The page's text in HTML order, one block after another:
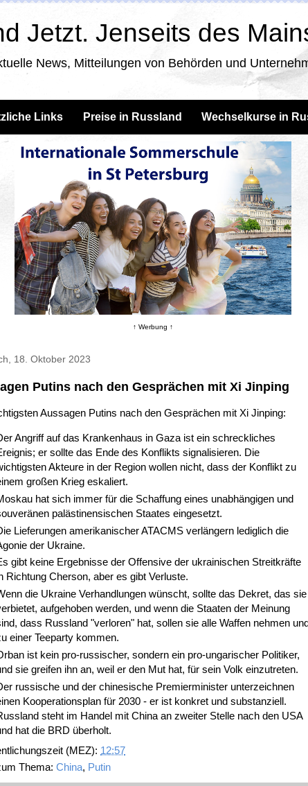
Jetzt. Jenseits des
News, Mitteilungen von Behörden und
Links Preise in Russland Wechselkurse in
↑ Werbung ↑
18. Oktober 2023
Putins nach den Gesprächen mit Xi Jinping
Aussagen Putins nach den Gesprächen mit Xi Jinping:
Angriff auf das Krankenhaus in Gaza ist ein schreckliches
er sollte das Ende des Konflikts signalisieren. Die
Akteure in der Region wollen nicht, dass der Konflikt zu
großen Krieg eskaliert.
hat sich immer für die Schaffung eines unabhängigen und
palästinensischen Staates eingesetzt.
Lieferungen amerikanischer ATACMS verlängern lediglich die
der Ukraine.
gibt keine Ergebnisse der Offensive der ukrainischen Streitkräfte
Richtung Cherson, aber es gibt Verluste.
die Ukraine Verhandlungen wünscht, sollte das Dekret, das sie
aufgehoben werden, und wenn die Staaten der Meinung
dass Russland "verloren" hat, sollen sie alle Waffen nehmen
einer Teeparty kommen.
ist kein pro-russischer, sondern ein pro-ungarischer Politiker,
sie greifen ihn an, weil er den Mut hat, für sein Volk einzutreten.
russische und der chinesische Premierminister unterzeichnen
Kooperationsplan für 2030 - er ist konkret und substanziell.
steht im Handel mit China an zweiter Stelle nach den USA
hat die BRD überholt.
(MEZ): 12:57
Thema: China, Putin